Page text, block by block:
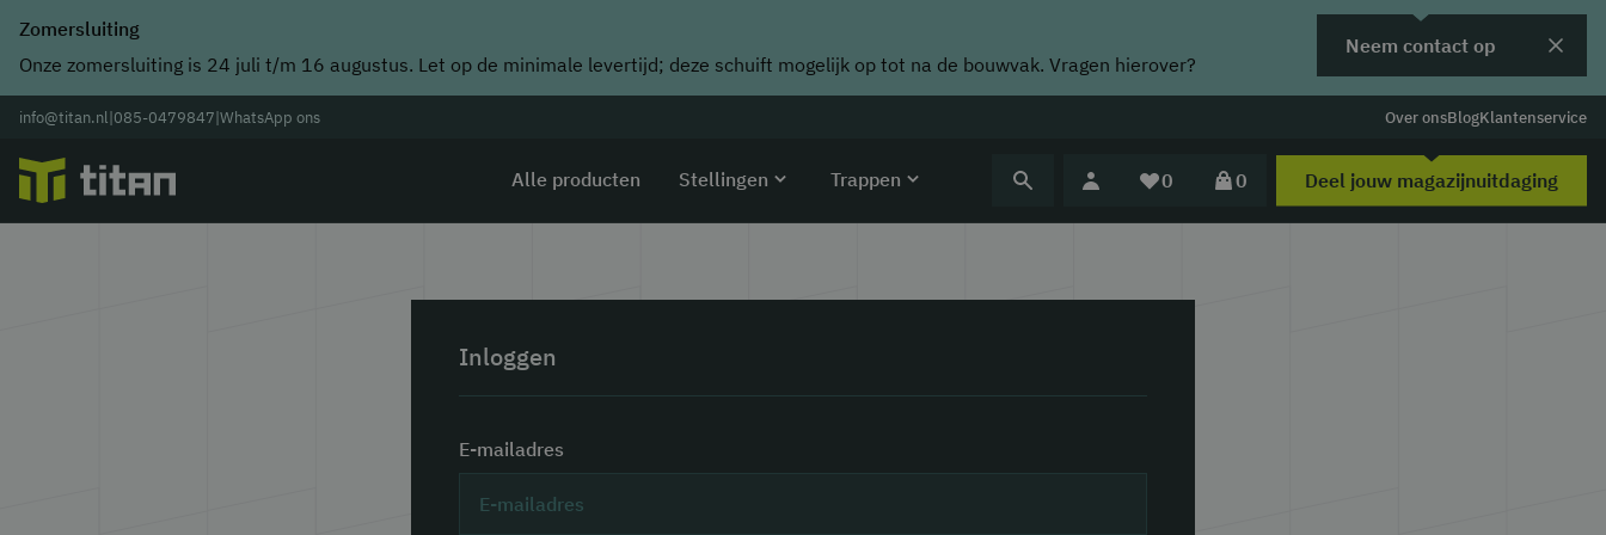
Zomersluiting
Onze zomersluiting is 24 juli t/m 16 augustus. Let op de minimale levertijd; deze schuift mogelijk op tot na de bouwvak. Vragen hierover?
Neem contact op
info@titan.nl|085-0479847|WhatsApp ons Over onsBlogKlantenservice
Alle producten Stellingen Trappen 0 0 Deel jouw magazijnuitdaging
Inloggen
E-mailadres